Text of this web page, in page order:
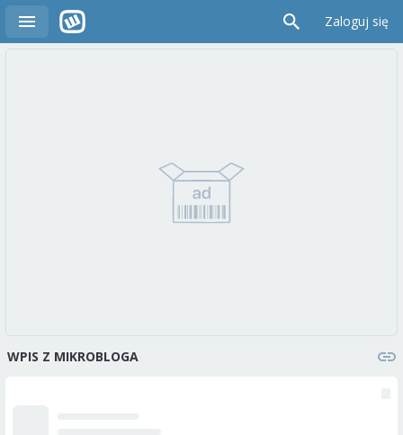
Zaloguj się
WPIS Z MIKROBLOGA